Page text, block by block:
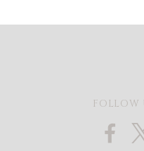
FOLLOW